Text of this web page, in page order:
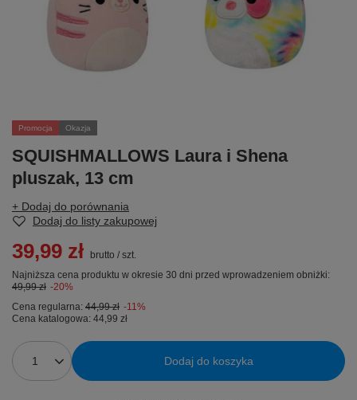
Promocja Okazja
SQUISHMALLOWS Laura i Shena
pluszak, 13 cm
+ Dodaj do porównania
Dodaj do listy zakupowej
39,99 zł brutto / szt.
Najniższa cena produktu w okresie 30 dni przed wprowadzeniem obniżki:
49,99 zł -20%
Cena regularna: 44,99 zł -11%
Cena katalogowa: 44,99 zł
Dodaj do koszyka